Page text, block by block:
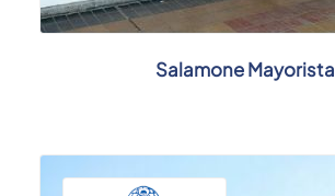
Salamone Mayorista